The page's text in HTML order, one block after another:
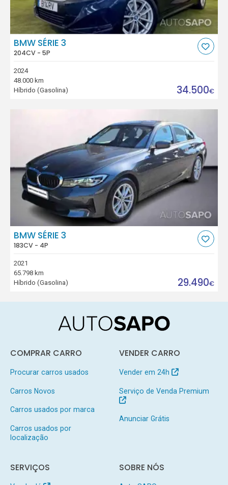
BMW SÉRIE 3
204CV - 5P
2024
48.000 km
Híbrido (Gasolina)
34.500€
BMW SÉRIE 3
183CV - 4P
2021
65.798 km
Híbrido (Gasolina)
29.490€
COMPRAR CARRO
Procurar carros usados
Carros Novos
Carros usados por marca
Carros usados por
localização
VENDER CARRO
Vender em 24h
Serviço de Venda Premium
Anunciar Grátis
SERVIÇOS SOBRE NÓS